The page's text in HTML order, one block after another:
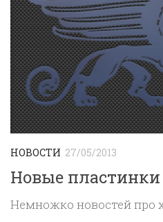
НОВОСТИ 27/05/2013
Новые пластинки
Немножко новостей про